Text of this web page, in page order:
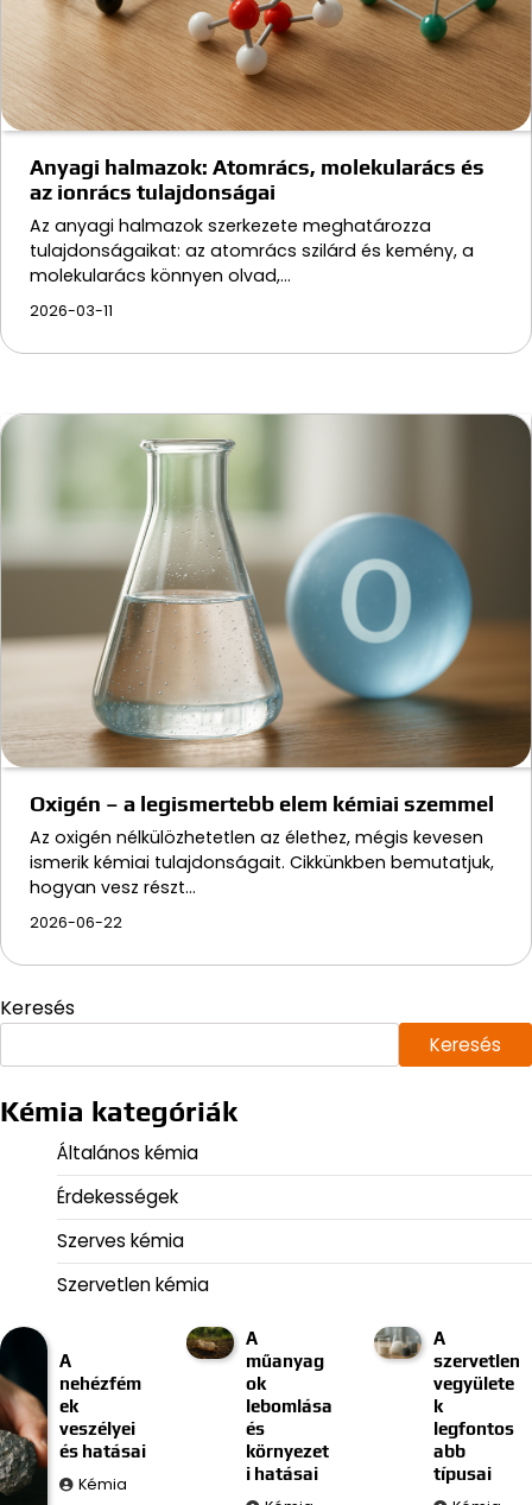
Anyagi halmazok: Atomrács, molekularács és
az ionrács tulajdonságai
Az anyagi halmazok szerkezete meghatározza
tulajdonságaikat: az atomrács szilárd és kemény, a
molekularács könnyen olvad,…
2026-03-11
Oxigén – a legismertebb elem kémiai szemmel
Az oxigén nélkülözhetetlen az élethez, mégis kevesen
ismerik kémiai tulajdonságait. Cikkünkben bemutatjuk,
hogyan vesz részt…
2026-06-22
Keresés
Keresés
Kémia kategóriák
Általános kémia
Érdekességek
Szerves kémia
Szervetlen kémia
A
nehézfém
ek
veszélyei
és hatásai
Kémia
A
műanyag
ok
lebomlása
és
környezet
i hatásai
A
szervetlen
vegyülete
k
legfontos
abb
típusai